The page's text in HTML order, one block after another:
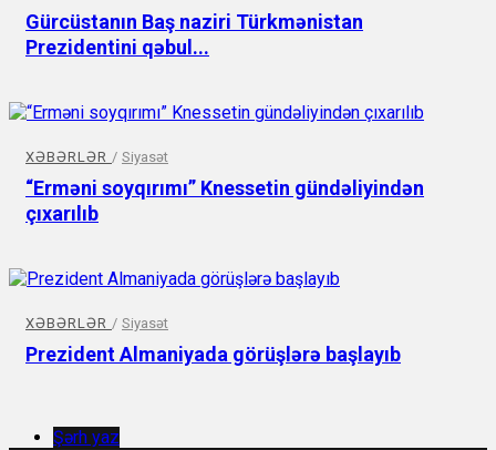
Gürcüstanın Baş naziri Türkmənistan
Prezidentini qəbul...
XƏBƏRLƏR / Siyasət
“Erməni soyqırımı” Knessetin gündəliyindən
çıxarılıb
XƏBƏRLƏR / Siyasət
Prezident Almaniyada görüşlərə başlayıb
Şərh yaz